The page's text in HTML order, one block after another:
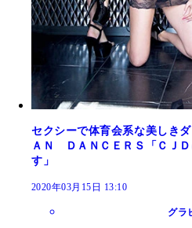
セクシーで体育会系な美しき
ＡＮ ＤＡＮＣＥＲＳ「ＣＪ
す」
2020年03月15日 13:10
グラ